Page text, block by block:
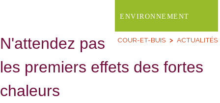
ENVIRONNEMENT
COUR-ET-BUIS ACTUALITÉS
N'attendez pas
les premiers effets des fortes
chaleurs